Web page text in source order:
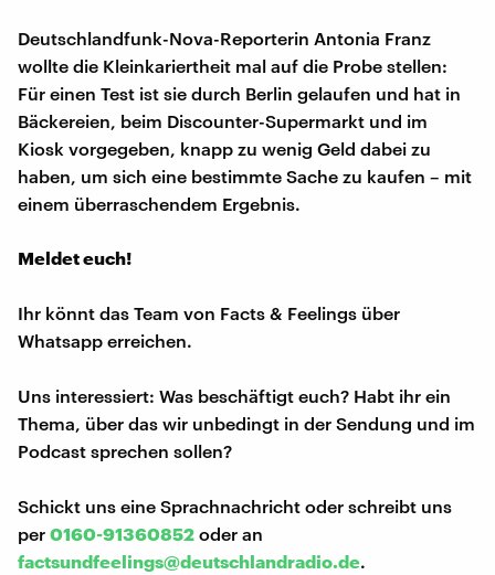
Deutschlandfunk-Nova-Reporterin Antonia Franz
wollte die Kleinkariertheit mal auf die Probe stellen:
Für einen Test ist sie durch Berlin gelaufen und hat in
Bäckereien, beim Discounter-Supermarkt und im
Kiosk vorgegeben, knapp zu wenig Geld dabei zu
haben, um sich eine bestimmte Sache zu kaufen – mit
einem überraschendem Ergebnis.
Meldet euch!
Ihr könnt das Team von Facts & Feelings über
Whatsapp erreichen.
Uns interessiert: Was beschäftigt euch? Habt ihr ein
Thema, über das wir unbedingt in der Sendung und im
Podcast sprechen sollen?
Schickt uns eine Sprachnachricht oder schreibt uns
per 0160-91360852 oder an
factsundfeelings@deutschlandradio.de.